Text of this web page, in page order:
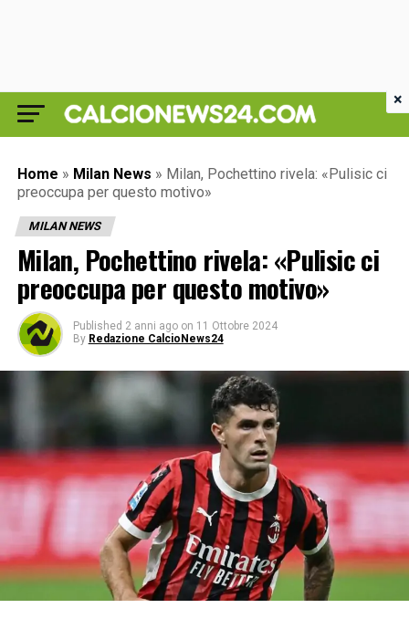
Home » Milan News » Milan, Pochettino rivela: «Pulisic ci
preoccupa per questo motivo»
MILAN NEWS
Milan, Pochettino rivela: «Pulisic ci
preoccupa per questo motivo»
Published 2 anni ago on 11 Ottobre 2024
By Redazione CalcioNews24
×